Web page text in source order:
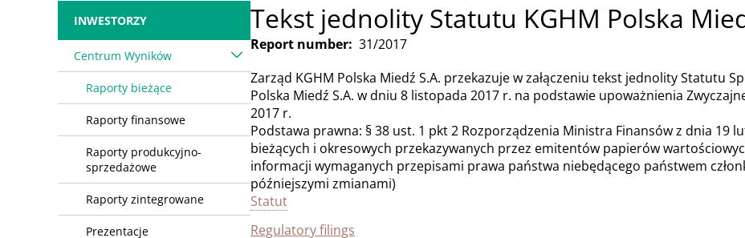
Tekst jednolity Statutu KGHM Polska
Report number 31/2017
Zarząd KGHM Polska Miedź S.A. przekazuje w załączeniu tekst jednolity Statutu
Polska Miedź S.A. w dniu 8 listopada 2017 r. na podstawie upoważnienia
2017 r.
Podstawa prawna: § 38 ust. 1 pkt 2 Rozporządzenia Ministra Finansów z dnia 19
bieżących i okresowych przekazywanych przez emitentów papierów
informacji wymaganych przepisami prawa państwa niebędącego państwem
późniejszymi zmianami)
Statut
Regulatory filings
INWESTORZY
Centrum Wyników
Raporty bieżące
Raporty finansowe
Raporty produkcyjno-
sprzedażowe
Raporty zintegrowane
Prezentacje